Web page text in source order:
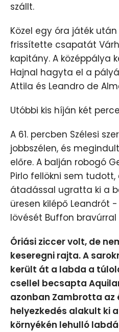
szállt.
Közel egy óra játék
frissítette csapatát
kapitány. A középpálya
Hajnal hagyta el a
Attila és Leandro de
Utóbbi kis híján két
A 61. percben Szélesi
jobbszélen, és
előre. A balján robogó
Pirlo fellökni sem
átadással ugratta ki a
üresen kilépő Leandrót -
lövését Buffon
Óriási ziccer volt, de
keseregni rajta. A
került át a labda a
csellel becsapta
azonban Zambrotta az
helyezkedés alakult ki
környékén lehulló